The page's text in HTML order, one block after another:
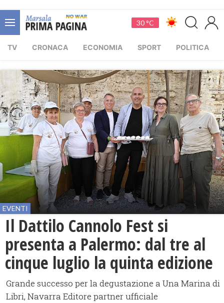
30 °C
TV CRONACA ECONOMIA SPORT POLITICA
EVENTI
Il Dattilo Cannolo Fest si
presenta a Palermo: dal tre al
cinque luglio la quinta edizione
Grande successo per la degustazione a Una Marina di
Libri, Navarra Editore partner ufficiale